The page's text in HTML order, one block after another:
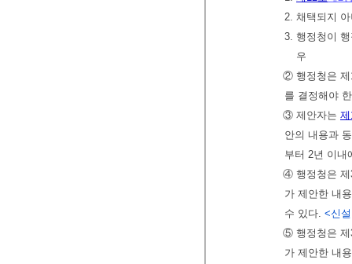
2. 채택되지
3. 행정청이
우
② 행정청은 제
를 결정해야
③ 제안자는
안의 내용과
부터 2년 이
④ 행정청은 제
가 제안한 내
수 있다. <신
⑤ 행정청은 제
가 제안한 내